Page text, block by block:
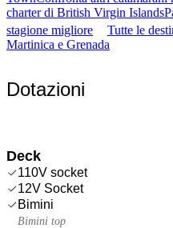
charter di British Virgin Islands
stagione migliore
Tutte le
Martinica e Grenada
Dotazioni
Deck
110V socket
12V Socket
Bimini
Bimini top